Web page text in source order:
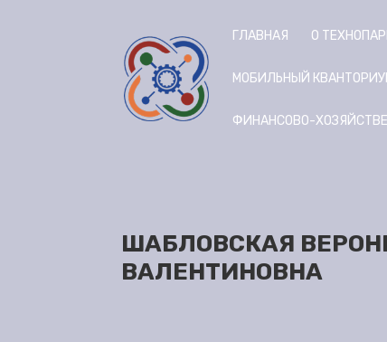
ГЛАВНАЯ О
МОБИЛЬНЫЙ
ФИНАНСОВО-
ШАБЛОВСКАЯ
ВАЛЕНТИНОВНА